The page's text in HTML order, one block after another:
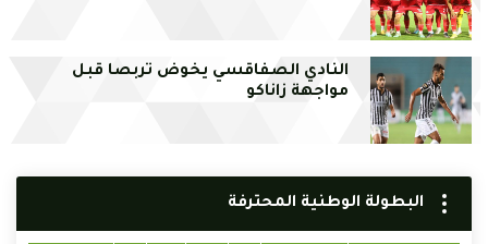
النادي الصفاقسي يخوض تربصا قبل
مواجهة زاناكو
البطولة الوطنية المحترفة